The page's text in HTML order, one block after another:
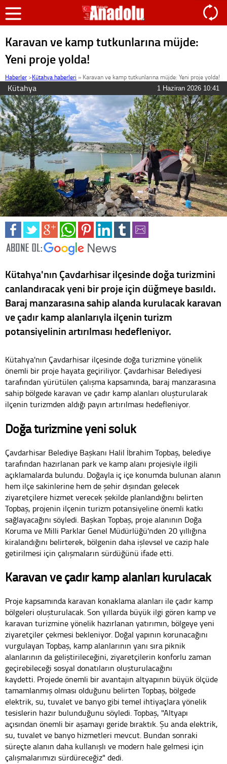
Karavan ve kamp tutkunlarına müjde:
Yeni proje yolda!
Haberler >Kütahya haberleri » Karavan ve kamp tutkunlarına müjde: Yeni proje yolda!
Kütahya 1 Haziran 2026 10:41
Kütahya'nın Çavdarhisar ilçesinde doğa turizmini
canlandıracak yeni bir proje için düğmeye basıldı.
Baraj manzarasına sahip alanda kurulacak karavan
ve çadır kamp alanlarıyla ilçenin turizm
potansiyelinin artırılması hedefleniyor.
Kütahya'nın Çavdarhisar ilçesinde doğa turizmine yönelik
önemli bir proje hayata geçiriliyor. Çavdarhisar Belediyesi
tarafından yürütülen çalışma kapsamında, baraj manzarasına
sahip bölgede karavan ve çadır kamp alanları oluşturularak
ilçenin turizmden aldığı payın artırılması hedefleniyor.
Doğa turizmine yeni soluk
Çavdarhisar Belediye Başkanı Halil İbrahim Topbaş, belediye
tarafından hazırlanan park ve kamp alanı projesiyle ilgili
açıklamalarda bulundu. Doğayla iç içe konumda bulunan alanın
hem ilçe sakinlerine hem de şehir dışından gelecek
ziyaretçilere hizmet verecek şekilde planlandığını belirten
Topbaş, projenin ilçenin turizm potansiyeline önemli katkı
sağlayacağını söyledi. Başkan Topbaş, proje alanının Doğa
Koruma ve Milli Parklar Genel Müdürlüğü'nden 20 yıllığına
kiralandığını belirterek, bölgenin daha işlevsel ve cazip hale
getirilmesi için çalışmaların sürdüğünü ifade etti.
Karavan ve çadır kamp alanları kurulacak
Proje kapsamında karavan konaklama alanları ile çadır kamp
bölgeleri oluşturulacak. Son yıllarda büyük ilgi gören kamp ve
karavan turizmine yönelik hazırlanan yatırımın, bölgeye yeni
ziyaretçiler çekmesi bekleniyor. Doğal yapının korunacağını
vurgulayan Topbaş, kamp alanlarının yanı sıra piknik
alanlarının da geliştirileceğini, ziyaretçilerin konforlu zaman
geçirebileceği sosyal donatıların oluşturulacağını
kaydetti. Projede önemli bir avantajın altyapının büyük ölçüde
tamamlanmış olması olduğunu belirten Topbaş, bölgede
elektrik, su, tuvalet ve banyo gibi temel ihtiyaçlara yönelik
tesislerin hazır bulunduğunu söyledi. Topbaş, "Altyapı
açısından önemli bir aşamayı geride bıraktık. Şu anda elektrik,
su, tuvalet ve banyo hizmetleri mevcut. Bundan sonraki
süreçte alanın daha kullanışlı ve modern hale gelmesi için
çalışmalarımızı sürdüreceğiz" dedi.